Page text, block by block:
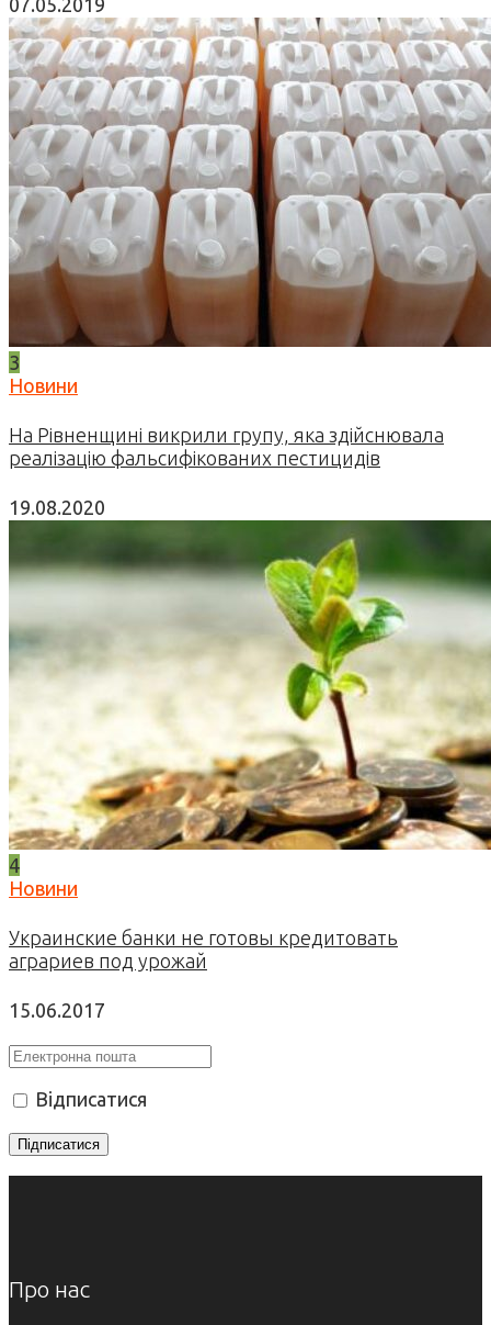
3
Новини
На Рівненщині викрили групу, яка здійснювала
реалізацію фальсифікованих пестицидів
19.08.2020
4
Новини
Украинские банки не готовы кредитовать
аграриев под урожай
15.06.2017
Відписатися
Про нас